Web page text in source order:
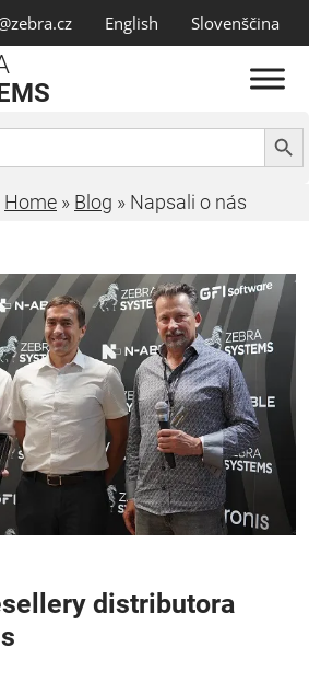
English Slovenščina
Search
Home » Blog » Napsali o nás
distributora